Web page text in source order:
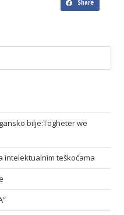
Share
bilje:Togheter we
intelektualnim teškoćama